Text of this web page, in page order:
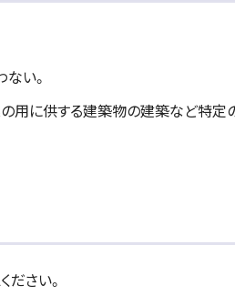
い。
用に供する建築物の建築など特
さい。